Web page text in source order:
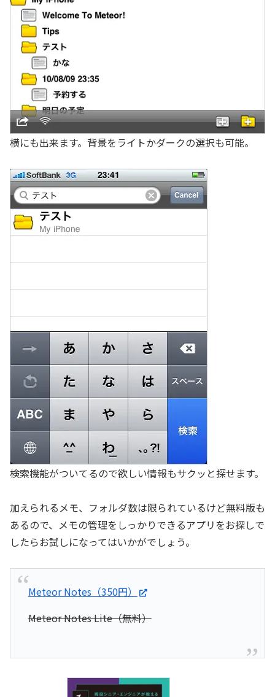
横にも出来ます。背景をライトかダークの選択も可能。
検索機能がついてるので欲しい情報もサクッと探せます。
加えられるメモ、フォルダ数は限られているけど無料版も
あるので、メモの管理をしっかりできるアプリをお探しで
したらお試しになってはいかがでしょう。
Meteor Notes（350円）
Meteor Notes Lite（無料）